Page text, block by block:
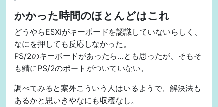
かかった時間のほとんどはこれ
どうやらESXiがキーボードを認識していないらしく、
なにを押しても反応しなかった。
PS/2のキーボードがあったら…とも思ったが、そもそ
も鯖にPS/2のポートがついていない。
調べてみると案外こういう人はいるようで、解決法も
あるかと思いきやなにも収穫なし。